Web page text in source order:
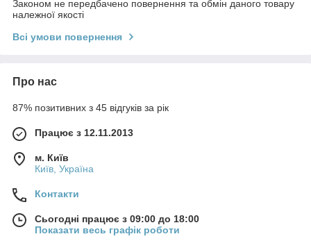
Законом не передбачено повернення та обмін даного товару
належної якості
Всі умови повернення
Про нас
87% позитивних з 45 відгуків за рік
Працює з 12.11.2013
м. Київ
Київ, Україна
Контакти
Сьогодні працює з 09:00 до 18:00
Показати весь графік роботи